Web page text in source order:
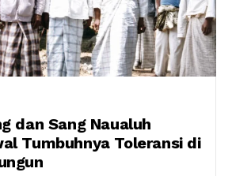
dan Sang Naualuh
Tumbuhnya Toleransi di